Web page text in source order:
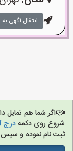
انتقال آگهی
اگر شما هم تمایل
شروع روی دکمهدرج
ثبت نام نموده و سپس